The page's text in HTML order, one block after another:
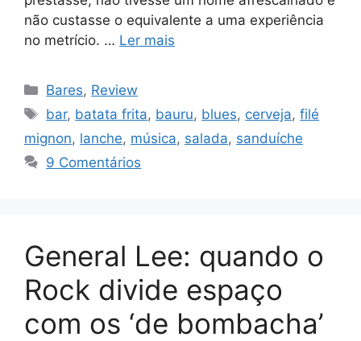
não custasse o equivalente a uma experiência
no metrício. … Ler mais
Categorias
Bares, Review
Tags
bar, batata frita, bauru, blues, cerveja,filé
mignon, lanche, música, salada, sanduíche
9 Comentários
General Lee: quando o
Rock divide espaço
com os ‘de bombacha’